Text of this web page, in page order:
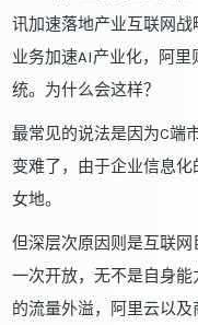
讯加速落地产业互联网
业务加速AI产业化，阿
统。为什么会这样？
最常见的说法是因为C端
变难了，由于企业信息
女地。
但深层次原因则是互联网
一次开放，无不是自身
的流量外溢，阿里云以